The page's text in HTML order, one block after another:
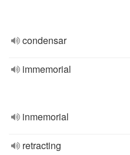
condensar
immemorial
inmemorial
retracting